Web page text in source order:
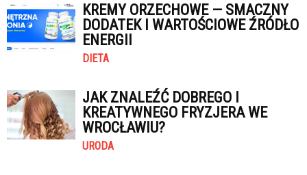
KREMY ORZECHOWE — SMACZNY
DODATEK I WARTOŚCIOWE ŹRÓDŁO
ENERGII
DIETA
JAK ZNALEŹĆ DOBREGO I
KREATYWNEGO FRYZJERA WE
WROCŁAWIU?
URODA